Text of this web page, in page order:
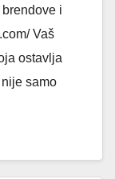
i
Vaš
ostavlja
samo